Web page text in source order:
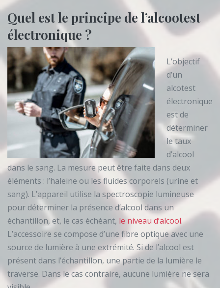
Quel est le principe de l’alcootest
électronique ?
L’objectif
d’un
alcotest
électronique
est de
déterminer
le taux
d’alcool
dans le sang. La mesure peut être faite dans deux
éléments : l’haleine ou les fluides corporels (urine et
sang). L’appareil utilise la spectroscopie lumineuse
pour déterminer la présence d’alcool dans un
échantillon, et, le cas échéant, le niveau d’alcool.
L’accessoire se compose d’une fibre optique avec une
source de lumière à une extrémité. Si de l’alcool est
présent dans l’échantillon, une partie de la lumière le
traverse. Dans le cas contraire, aucune lumière ne sera